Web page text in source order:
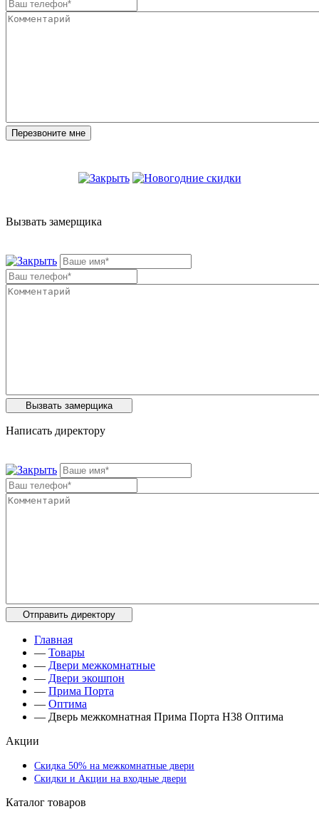
Вызвать замерщика
Написать директору
Главная
— Товары
— Двери межкомнатные
— Двери экошпон
— Прима Порта
— Оптима
— Дверь межкомнатная Прима Порта Н38 Оптима
Акции
Скидка 50% на межкомнатные двери
Скидки и Акции на входные двери
Каталог товаров